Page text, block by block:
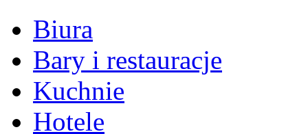
Biura
Bary i restauracje
Kuchnie
Hotele